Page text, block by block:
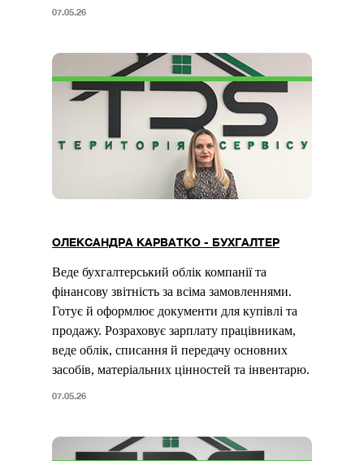
07.05.26
ОЛЕКСАНДРА КАРВАТКО - БУХГАЛТЕР
Веде бухгалтерський облік компанії та
фінансову звітність за всіма замовленнями.
Готує й оформлює документи для купівлі та
продажу. Розраховує зарплату працівникам,
веде облік, списання й передачу основних
засобів, матеріальних цінностей та інвентарю.
07.05.26